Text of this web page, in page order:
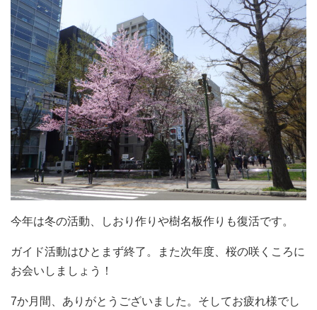
今年は冬の活動、しおり作りや樹名板作りも復活です。
ガイド活動はひとまず終了。また次年度、桜の咲くころに
お会いしましょう！
7か月間、ありがとうございました。そしてお疲れ様でし